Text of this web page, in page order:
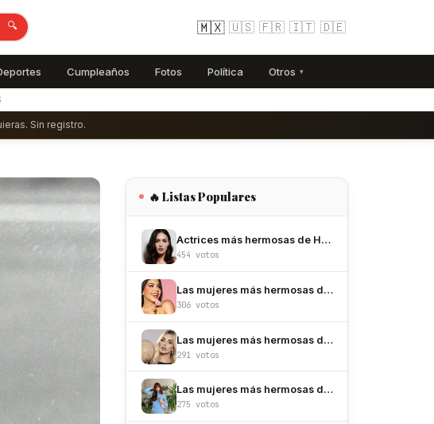
🔍 🇲🇽 🇺🇸 🇫🇷 🇮🇹 🇩🇪
Cumpleaños Fotos Política Otros ▾
Sin registro.
🔥 Listas Populares
Actrices más hermosas de Hollywood
454 votos
Las mujeres más hermosas de México
306 votos
Las mujeres más hermosas de Colombia
291 votos
Las mujeres más hermosas de España
275 votos